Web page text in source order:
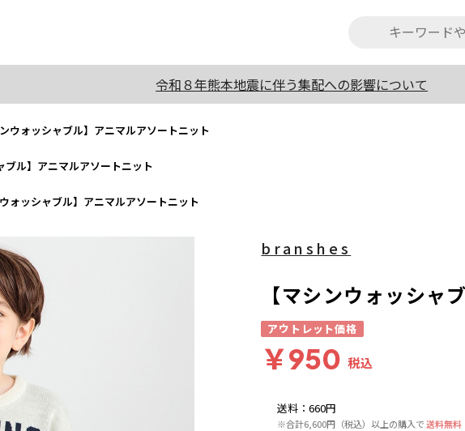
令和８年熊本地震に伴う集配への影響について
ンウォッシャブル】アニマルアソートニット
ブル】アニマルアソートニット
ウォッシャブル】アニマルアソートニット
送料 ：660円
※合計6,600円（税込）以上の購入で 送料無料
branshes
【マシンウォッシャ
アウトレット価格
￥950 税込